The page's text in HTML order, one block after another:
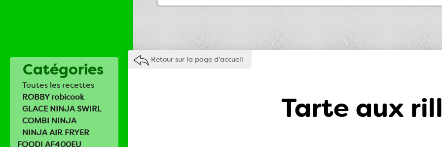
Catégories
Toutes les recettes
ROBBY robicook
GLACE NINJA SWIRL
COMBI NINJA
NINJA AIR FRYER
FOODI AF400EU
Retour sur la page d'accueil
Tarte aux